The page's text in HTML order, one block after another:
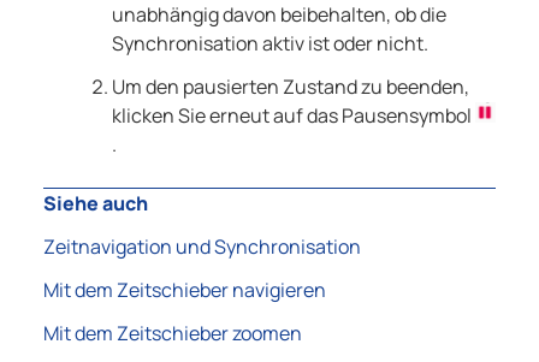
unabhängig davon beibehalten, ob die
Synchronisation aktiv ist oder nicht.
Um den pausierten Zustand zu beenden,
klicken Sie erneut auf das Pausensymbol
.
Siehe auch
Zeitnavigation und Synchronisation
Mit dem Zeitschieber navigieren
Mit dem Zeitschieber zoomen